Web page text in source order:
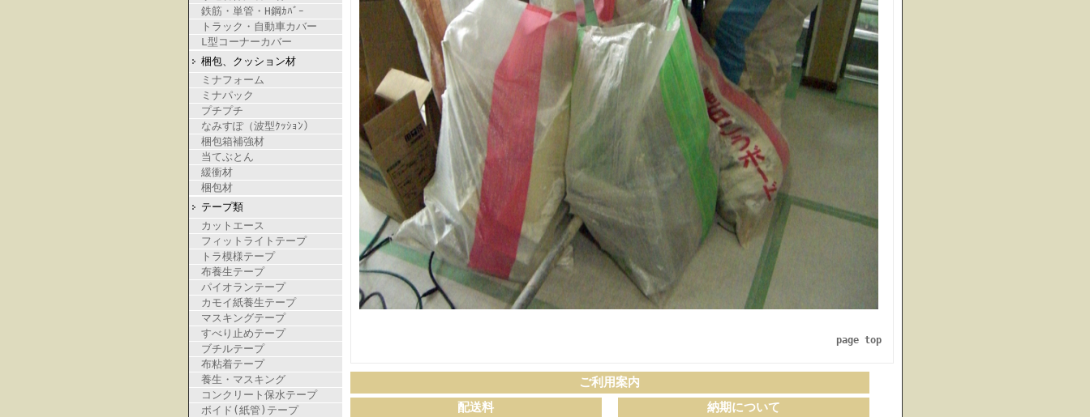
鉄筋・単管・H鋼ｶﾊﾞｰ
トラック・自動車カバー
L型コーナーカバー
梱包、クッション材
ミナフォーム
ミナパック
プチプチ
なみすぽ（波型ｸｯｼｮﾝ）
梱包箱補強材
当てぶとん
緩衝材
梱包材
テープ類
カットエース
フィットライトテープ
トラ模様テープ
布養生テープ
パイオランテープ
カモイ紙養生テープ
マスキングテープ
すべり止めテープ
ブチルテープ
布粘着テープ
養生・マスキング
コンクリート保水テープ
ボイド(紙管)テープ
page top
ご利用案内
配送料
納期について